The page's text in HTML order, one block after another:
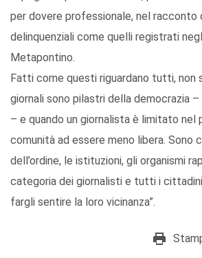
per dovere professionale, nel racconto
delinquenziali come quelli registrati
Metapontino.
Fatti come questi riguardano tutti, non
giornali sono pilastri della democrazia
– e quando un giornalista è limitato nel
comunità ad essere meno libera. Sono
dell’ordine, le istituzioni, gli organismi
categoria dei giornalisti e tutti i cittadini
fargli sentire la loro vicinanza”.